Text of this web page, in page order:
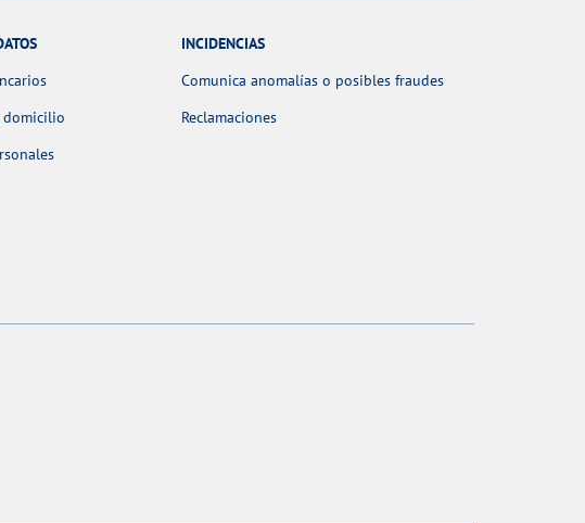
domicilio
INCIDENCIAS
Comunica anomalías o posibles fraudes
Reclamaciones